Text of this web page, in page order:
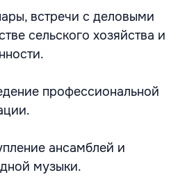
встречи с деловыми
сельского хозяйства и
профессиональной
ансамблей и
музыки.